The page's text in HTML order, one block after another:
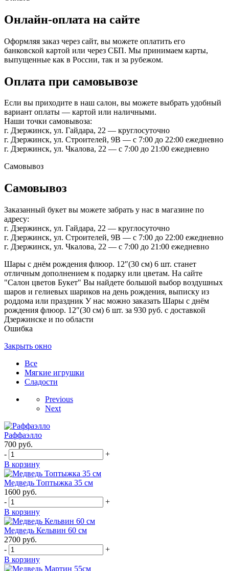
Онлайн-оплата на сайте
Оформляя заказ через сайт, вы можете оплатить его
банковской картой или через СБП. Мы принимаем карты,
выпущенные как в России, так и за рубежом.
Оплата при самовывозе
Если вы приходите в наш салон, вы можете выбрать удобный
вариант оплаты — картой или наличными.
Наши точки самовывоза:
г. Дзержинск, ул. Гайдара, 22 — круглосуточно
г. Дзержинск, ул. Строителей, 9В — с 7:00 до 22:00 ежедневно
г. Дзержинск, ул. Чкалова, 22 — с 7:00 до 21:00 ежедневно
Самовывоз
Самовывоз
Заказанный букет вы можете забрать у нас в магазине по
адресу:
г. Дзержинск, ул. Гайдара, 22 — круглосуточно
г. Дзержинск, ул. Строителей, 9В — с 7:00 до 22:00 ежедневно
г. Дзержинск, ул. Чкалова, 22 — с 7:00 до 21:00 ежедневно
Шары с днём рождения флюор. 12″(30 см) 6 шт. станет
отличным дополнением к подарку или цветам. На сайте
"Салон цветов Букет" Вы найдете большой выбор воздушных
шаров и гелиевых шариков на день рождения, выписку из
роддома или праздник У нас можно заказать Шары с днём
рождения флюор. 12″(30 см) 6 шт. за 930 руб. с доставкой
Дзержинске и по области
Ошибка
Закрыть окно
Все
Мягкие игрушки
Сладости
Previous
Next
Раффаэлло
700 руб.
-
+
В корзину
Медведь Топтыжка 35 см
1600 руб.
-
+
В корзину
Медведь Кельвин 60 см
2700 руб.
-
+
В корзину